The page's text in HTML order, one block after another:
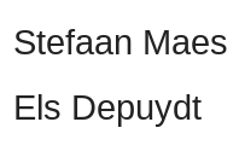
Stefaan Maes
Els Depuydt